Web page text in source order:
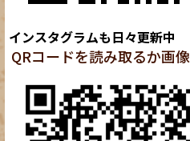
インスタグラムも日々更新中
QRコードを読み取るか画